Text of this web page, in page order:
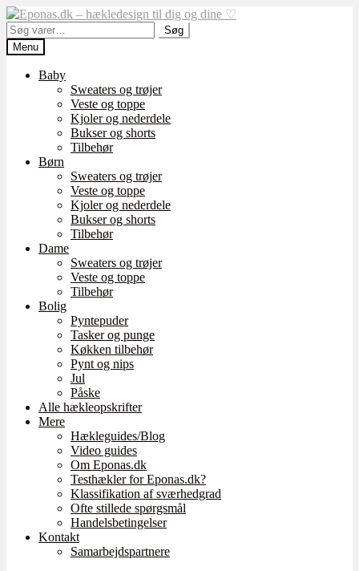
Spring
til
navigation
Spring
til
indhold
Søg
efter:
Søg
Menu
Baby
Sweaters og trøjer
Veste og toppe
Kjoler og nederdele
Bukser og shorts
Tilbehør
Børn
Sweaters og trøjer
Veste og toppe
Kjoler og nederdele
Bukser og shorts
Tilbehør
Dame
Sweaters og trøjer
Veste og toppe
Tilbehør
Bolig
Pyntepuder
Tasker og punge
Køkken tilbehør
Pynt og nips
Jul
Påske
Alle hækleopskrifter
Mere
Hækleguides/Blog
Video guides
Om Eponas.dk
Testhækler for Eponas.dk?
Klassifikation af sværhedgrad
Ofte stillede spørgsmål
Handelsbetingelser
Kontakt
Samarbejdspartnere